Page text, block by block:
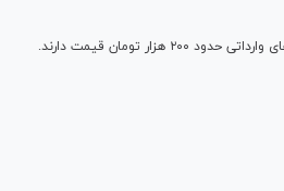
تومان قیمت دارند.